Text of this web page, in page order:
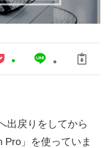
出戻りをしてから
Pro」を使っていま